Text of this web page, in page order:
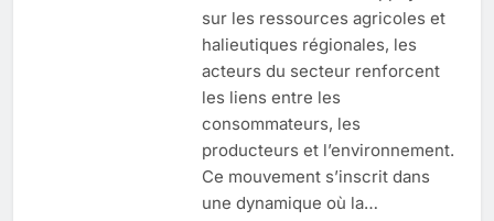
sur les ressources agricoles et
halieutiques régionales, les
acteurs du secteur renforcent
les liens entre les
consommateurs, les
producteurs et l’environnement.
Ce mouvement s’inscrit dans
une dynamique où la…